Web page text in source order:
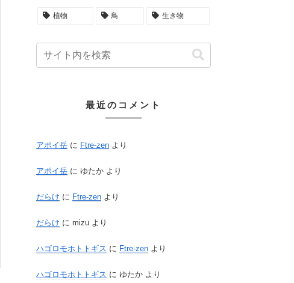
植物 鳥 生き物
最近のコメント
アポイ岳 に Ftre-zen より
アポイ岳 に ゆたか より
だらけ に Ftre-zen より
だらけ に mizu より
ハゴロモホトトギス に Ftre-zen より
ハゴロモホトトギス に ゆたか より